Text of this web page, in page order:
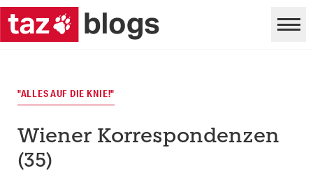
"ALLES AUF DIE KNIE!"
Wiener Korrespondenzen
(35)